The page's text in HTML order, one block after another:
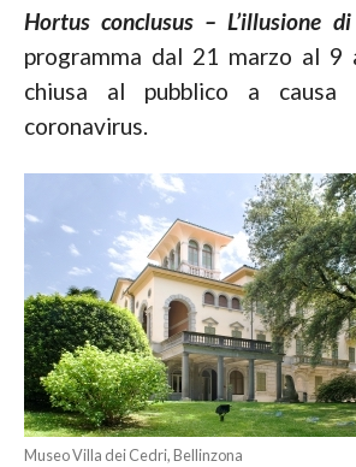
Hortus conclusus – L’illusione
programma dal 21 marzo al 9
chiusa al pubblico a causa
coronavirus.
Museo Villa dei Cedri, Bellinzona